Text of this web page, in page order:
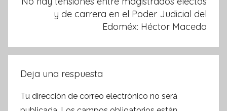
y de carrera en el Poder Judicial del
Edoméx: Héctor Macedo
Deja una respuesta
Tu dirección de correo electrónico no será